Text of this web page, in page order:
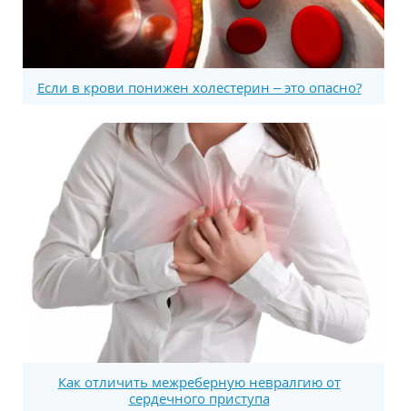
Если в крови понижен холестерин – это опасно?
Как отличить межреберную невралгию от
сердечного приступа